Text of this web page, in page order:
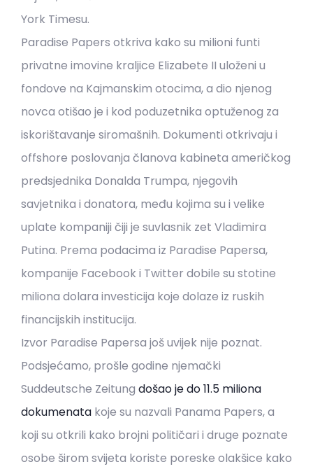
York Timesu.
Paradise Papers otkriva kako su milioni funti
privatne imovine kraljice Elizabete II uloženi u
fondove na Kajmanskim otocima, a dio njenog
novca otišao je i kod poduzetnika optuženog za
iskorištavanje siromašnih. Dokumenti otkrivaju i
offshore poslovanja članova kabineta američkog
predsjednika Donalda Trumpa, njegovih
savjetnika i donatora, među kojima su i velike
uplate kompaniji čiji je suvlasnik zet Vladimira
Putina. Prema podacima iz Paradise Papersa,
kompanije Facebook i Twitter dobile su stotine
miliona dolara investicija koje dolaze iz ruskih
financijskih institucija.
Izvor Paradise Papersa još uvijek nije poznat.
Podsjećamo, prošle godine njemački
Suddeutsche Zeitung došao je do 11.5 miliona
dokumenata koje su nazvali Panama Papers, a
koji su otkrili kako brojni političari i druge poznate
osobe širom svijeta koriste poreske olakšice kako